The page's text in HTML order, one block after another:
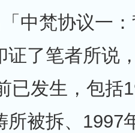
中梵协议一
证了笔者所说
已发生，包括
所被拆、1997